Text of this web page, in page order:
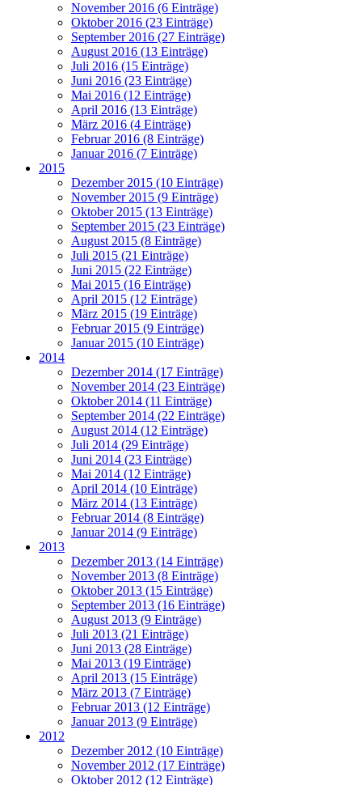
November 2016 (6 Einträge)
Oktober 2016 (23 Einträge)
September 2016 (27 Einträge)
August 2016 (13 Einträge)
Juli 2016 (15 Einträge)
Juni 2016 (23 Einträge)
Mai 2016 (12 Einträge)
April 2016 (13 Einträge)
März 2016 (4 Einträge)
Februar 2016 (8 Einträge)
Januar 2016 (7 Einträge)
2015
Dezember 2015 (10 Einträge)
November 2015 (9 Einträge)
Oktober 2015 (13 Einträge)
September 2015 (23 Einträge)
August 2015 (8 Einträge)
Juli 2015 (21 Einträge)
Juni 2015 (22 Einträge)
Mai 2015 (16 Einträge)
April 2015 (12 Einträge)
März 2015 (19 Einträge)
Februar 2015 (9 Einträge)
Januar 2015 (10 Einträge)
2014
Dezember 2014 (17 Einträge)
November 2014 (23 Einträge)
Oktober 2014 (11 Einträge)
September 2014 (22 Einträge)
August 2014 (12 Einträge)
Juli 2014 (29 Einträge)
Juni 2014 (23 Einträge)
Mai 2014 (12 Einträge)
April 2014 (10 Einträge)
März 2014 (13 Einträge)
Februar 2014 (8 Einträge)
Januar 2014 (9 Einträge)
2013
Dezember 2013 (14 Einträge)
November 2013 (8 Einträge)
Oktober 2013 (15 Einträge)
September 2013 (16 Einträge)
August 2013 (9 Einträge)
Juli 2013 (21 Einträge)
Juni 2013 (28 Einträge)
Mai 2013 (19 Einträge)
April 2013 (15 Einträge)
März 2013 (7 Einträge)
Februar 2013 (12 Einträge)
Januar 2013 (9 Einträge)
2012
Dezember 2012 (10 Einträge)
November 2012 (17 Einträge)
Oktober 2012 (12 Einträge)